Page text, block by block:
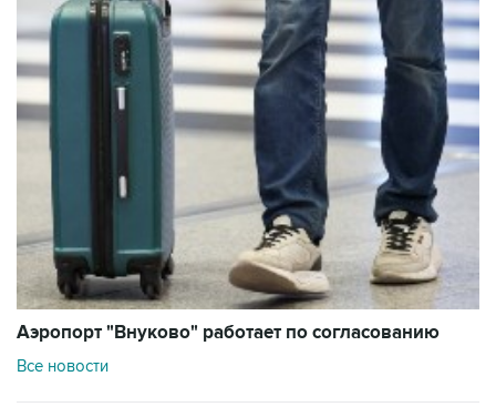
Аэропорт "Внуково" работает по согласованию
Все новости